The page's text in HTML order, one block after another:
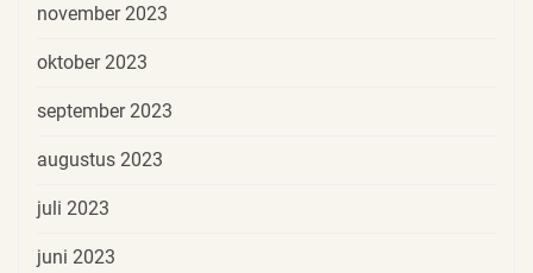
november 2023
oktober 2023
september 2023
augustus 2023
juli 2023
juni 2023